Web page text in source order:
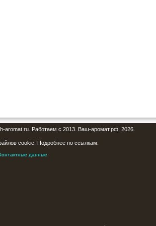
aromat.ru. Работаем с 2013. Ваш-аромат.рф, 2026.
cookie. Подробнее по ссылкам:
данные